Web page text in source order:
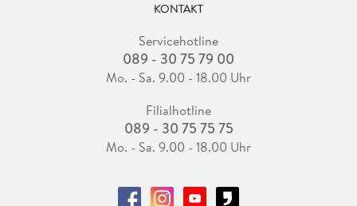
KONTAKT
Servicehotline
089 - 30 75 79 00
Mo. - Sa. 9.00 - 18.00 Uhr
Filialhotline
089 - 30 75 75 75
Mo. - Sa. 9.00 - 18.00 Uhr